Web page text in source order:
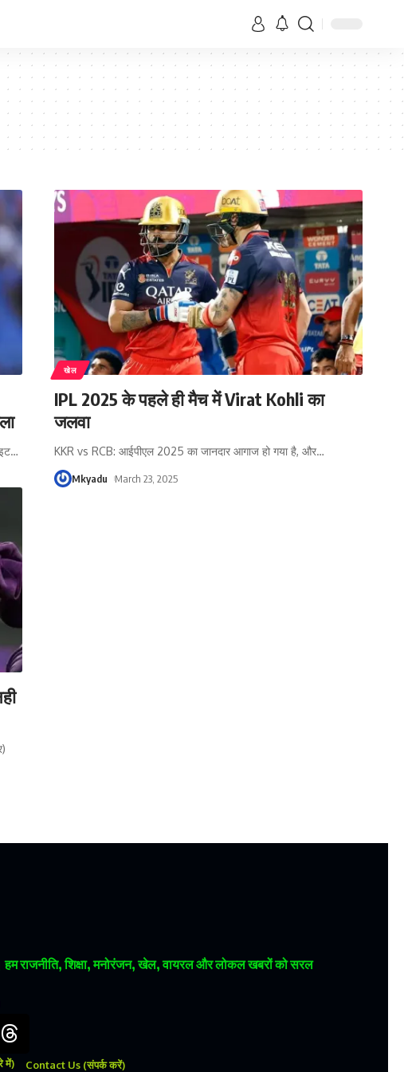
…
खेल
IPL 2025 के पहले ही मैच में Virat Kohli का
जलवा
KKR vs RCB: आईपीएल 2025 का जानदार आगाज हो गया है, और…
Mkyadu March 23, 2025
हम राजनीति, शिक्षा, मनोरंजन, खेल, वायरल और लोकल खबरों को सरल
में) Contact Us (संपर्क करें)